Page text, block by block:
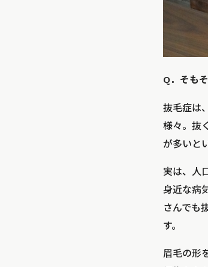
Q．そも
抜毛症は
様々。抜
が多いと
実は、人
身近な病
さんでも
す。
眉毛の形